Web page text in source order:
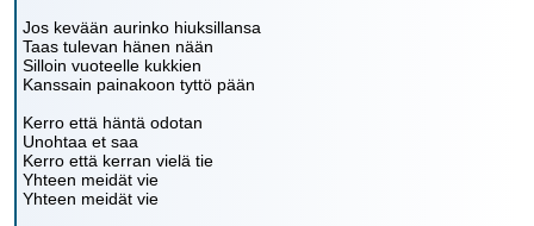
Jos kevään aurinko hiuksillansa
Taas tulevan hänen nään
Silloin vuoteelle kukkien
Kanssain painakoon tyttö pään
Kerro että häntä odotan
Unohtaa et saa
Kerro että kerran vielä tie
Yhteen meidät vie
Yhteen meidät vie